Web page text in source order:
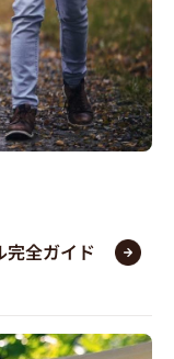
完全ガイド